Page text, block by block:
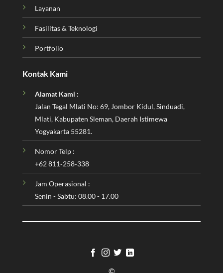
Layanan
Fasilitas & Teknologi
Portfolio
Kontak Kami
Alamat Kami :
Jalan Tegal Mlati No: 69, Jombor Kidul, Sinduadi,
Mlati, Kabupaten Sleman, Daerah Istimewa
Yogyakarta 55281.
Nomor Telp :
‪+62 811‑258‑338‬
Jam Operasional :
Senin - Sabtu: 08.00 - 17.00
©